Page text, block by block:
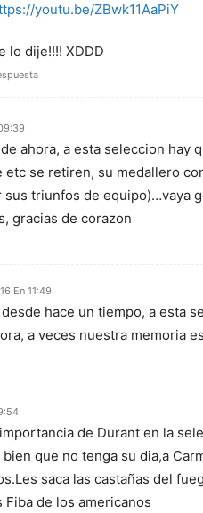
youtu.be/ZBwk11AaPiY
lo dije!!!! XDDD
ahora, a esta seleccion hay
etc se retiren, su medallero
triunfos de equipo)…vaya
gracias de corazon
En 11:49
hace un tiempo, a esta
a veces nuestra memoria
de Durant en la
que no tenga su dia,a
saca las castañas del
Fiba de los americanos